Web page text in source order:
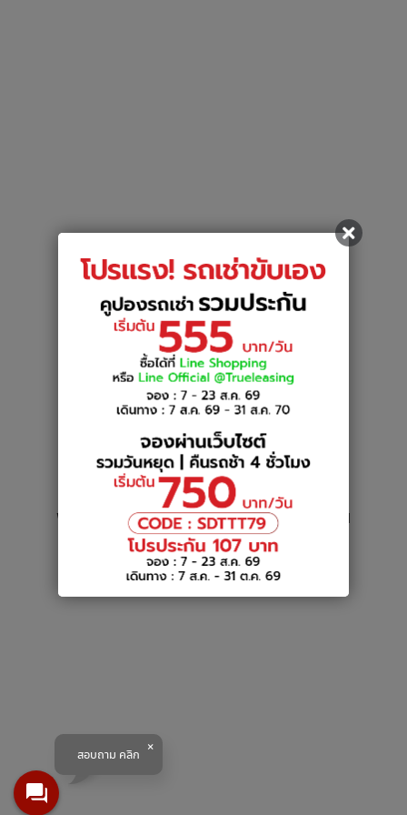
ขออภัยในความไม่สะดวก
ขณะนี้อยู่ระหว่างการปรับปรุงเว็บไซต์
WEBSITE UNDER CONSTRUCTION
We apologise for any inconvenience caused
สอบถาม คลิก